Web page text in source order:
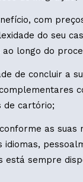
com
do seu
longo do
de concluir a
de cartório;
as suas
idiomas,
está sempre